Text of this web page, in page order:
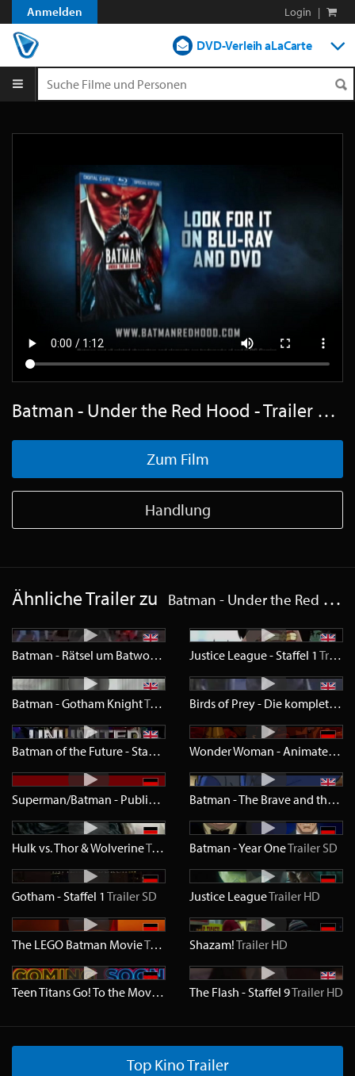
Anmelden Login |
DVD-Verleih aLaCarte
Batman - Under the Red Hood - Trailer Englisch SD
Zum Film
Handlung
Ähnliche Trailer zu Batman - Under the Red Hood
Batman - Rätsel um Batwoman Trailer SD
Justice League - Staffel 1 Trailer
Batman - Gotham KnightTrailer HD Birds of Prey - Die komplette Serie
Batman of the Future - Staffel 1 Trailer SD Wonder Woman - Animated Original Movie
Superman/Batman - Public Enemies Trailer SD Batman - The Brave and the Bold
Hulk vs. Thor & WolverineTrailer SD
Batman - Year OneTrailer SD
Gotham - Staffel 1 Trailer SD Justice LeagueTrailer HD
The LEGO Batman MovieTrailer HDShazam!Trailer HD
Teen Titans Go! To the Movies Trailer HD
The Flash - Staffel 9Trailer HD
Top Kino Trailer